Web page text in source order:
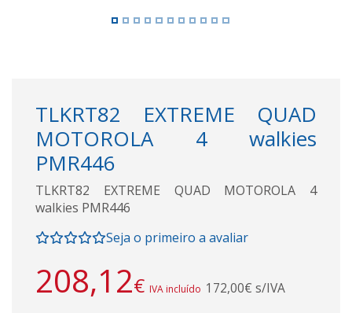
TLKRT82 EXTREME QUAD
MOTOROLA 4 walkies
PMR446
TLKRT82 EXTREME QUAD MOTOROLA 4
walkies PMR446
Seja o primeiro a avaliar
208,12€ IVA incluído 172,00€ s/IVA